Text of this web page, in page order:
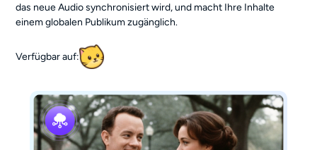
das neue Audio synchronisiert wird, und macht Ihre Inhalte
einem globalen Publikum zugänglich.
Verfügbar auf: